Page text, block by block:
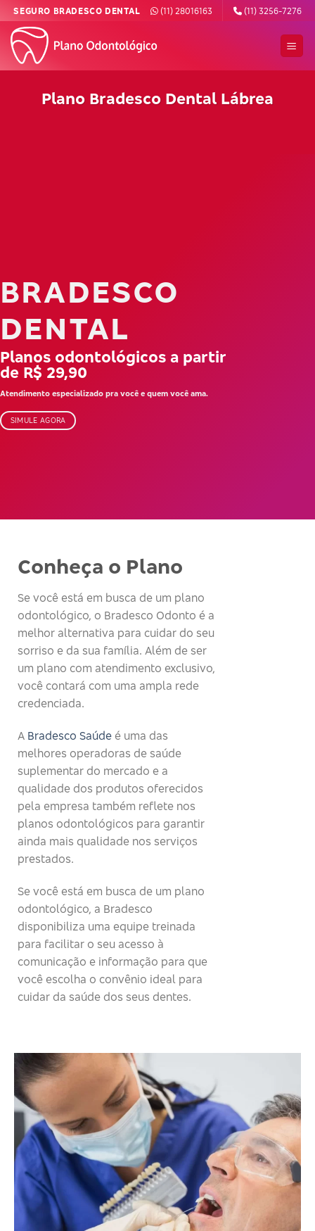
Skip
content
SEGURO BRADESCO DENTAL (11) 28016163 (11) 3256-7276
Plano Bradesco Dental Lábrea
BRADESCO
DENTAL
Planos odontológicos a partir
de R$ 29,90
Atendimento especializado pra você e quem você ama.
SIMULE AGORA
Conheça o Plano
Se você está em busca de um plano
odontológico, o Bradesco Odonto é a
melhor alternativa para cuidar do seu
sorriso e da sua família. Além de ser
um plano com atendimento exclusivo,
você contará com uma ampla rede
credenciada.
A Bradesco Saúde é uma das
melhores operadoras de saúde
suplementar do mercado e a
qualidade dos produtos oferecidos
pela empresa também reflete nos
planos odontológicos para garantir
ainda mais qualidade nos serviços
prestados.
Se você está em busca de um plano
odontológico, a Bradesco
disponibiliza uma equipe treinada
para facilitar o seu acesso à
comunicação e informação para que
você escolha o convênio ideal para
cuidar da saúde dos seus dentes.